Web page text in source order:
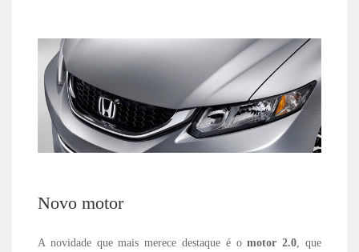
Novo motor
A novidade que mais merece destaque é omotor 2.0, que